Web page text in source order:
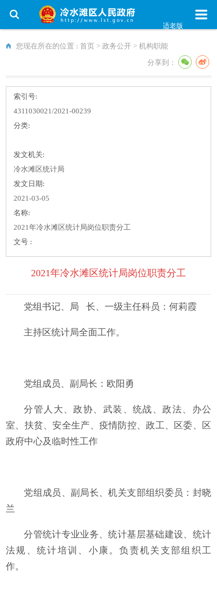
适老版
您现在所在的位置 : 首页 > 政务公开 > 机构职能
分享到：
索引号:
4311030021/2021-00239
分类:
发文机关:
冷水滩区统计局
发文日期:
2021-03-05
名称:
2021年冷水滩区统计局岗位职责分工
文号 :
2021年冷水滩区统计局岗位职责分工
党组书记、局 长、一级主任科员 ：何莉霞
主持区统计局全面工作。
党组成员、副局长 ： 欧阳勇
分管人大、政协、武装、统战、政法、办公
室、扶贫、安全生产、疫情防控、政工、区委、区
政府中心及临时性工作
党组成员、副局长、机关支部组织委员 ： 封晓
兰
分管统计专业业务、统计基层基础建设、统计
法规、统计培训、小康。负责机关支部组织工
作。